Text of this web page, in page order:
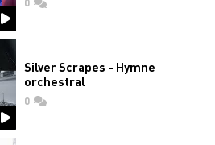
Silver Scrapes - Hymne
orchestral
0commentaires